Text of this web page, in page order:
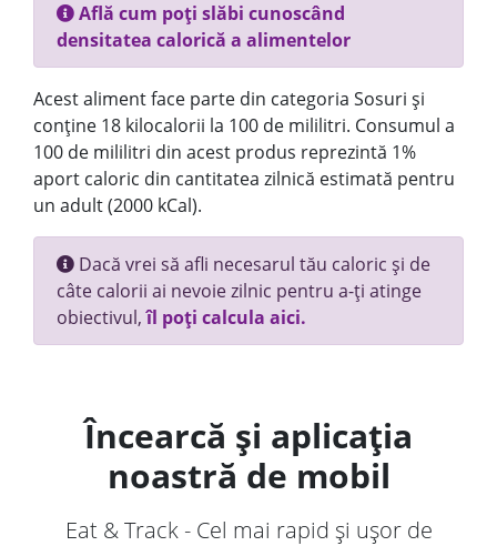
Află cum poți slăbi cunoscând
densitatea calorică a alimentelor
Acest aliment face parte din categoria Sosuri și
conține 18 kilocalorii la 100 de mililitri. Consumul a
100 de mililitri din acest produs reprezintă 1%
aport caloric din cantitatea zilnică estimată pentru
un adult (2000 kCal).
Dacă vrei să afli necesarul tău caloric și de
câte calorii ai nevoie zilnic pentru a-ți atinge
obiectivul,îl poți calcula aici.
Încearcă și aplicația
noastră de mobil
Eat & Track - Cel mai rapid și ușor de